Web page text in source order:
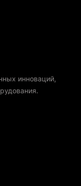
инноваций,